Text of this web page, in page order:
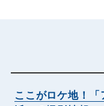
ここがロケ地！